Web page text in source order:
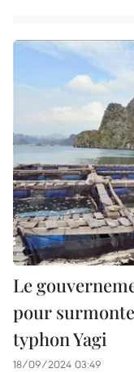
Le
pour
typhon Yagi
18/09/2024 03:49